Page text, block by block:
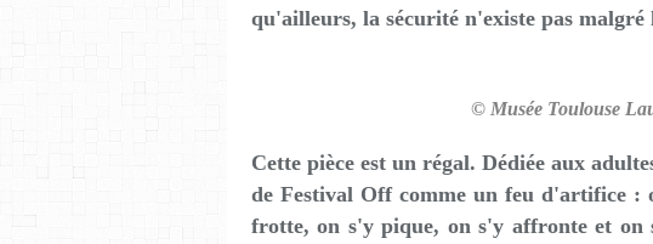
qu'ailleurs, la sécurité n'existe pas malgré
© Musée Toulouse
Cette pièce est un régal. Dédiée aux
de Festival Off comme un feu d'artifice :
frotte, on s'y pique, on s'y affronte et